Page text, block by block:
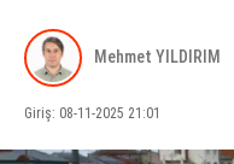
KÜLTÜR SANAT
Mehmet YILDIRIM
Giriş: 08-11-2025 21:01